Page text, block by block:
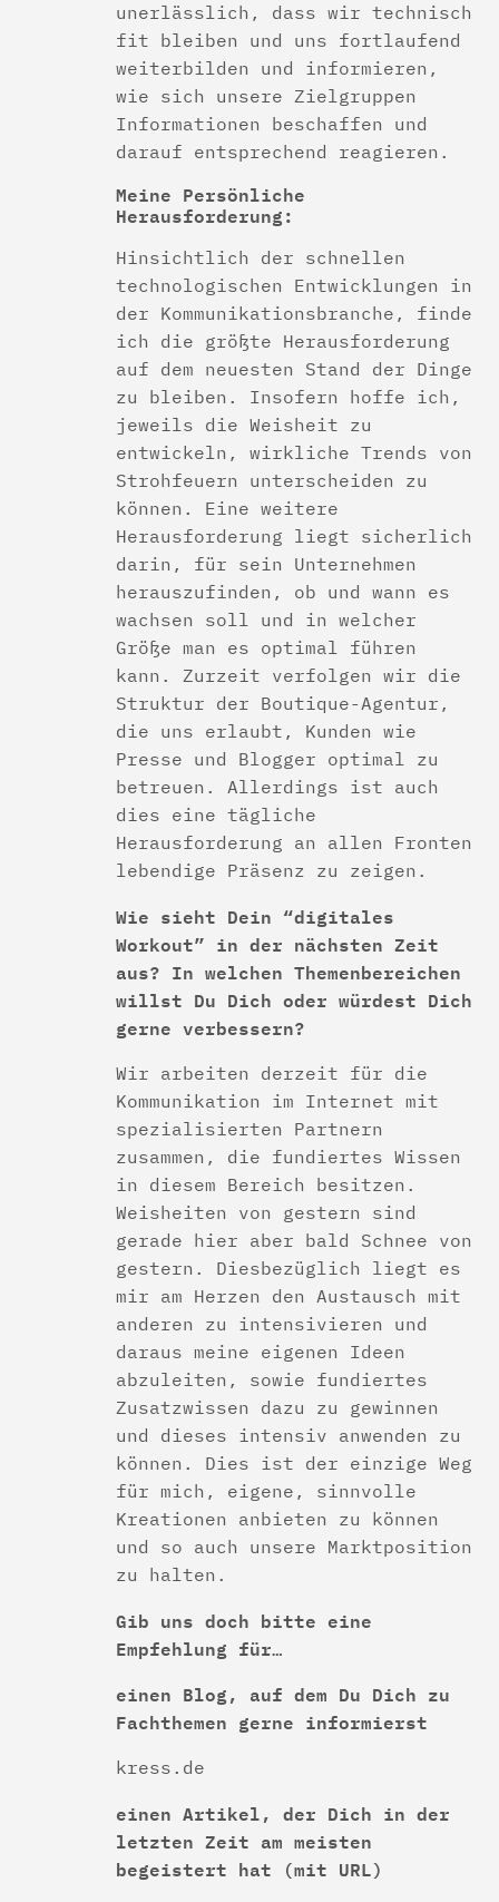
unerlässlich, dass wir technisch
fit bleiben und uns fortlaufend
weiterbilden und informieren,
wie sich unsere Zielgruppen
Informationen beschaffen und
darauf entsprechend reagieren.
Meine Persönliche
Herausforderung:
Hinsichtlich der schnellen
technologischen Entwicklungen in
der Kommunikationsbranche, finde
ich die größte Herausforderung
auf dem neuesten Stand der Dinge
zu bleiben. Insofern hoffe ich,
jeweils die Weisheit zu
entwickeln, wirkliche Trends von
Strohfeuern unterscheiden zu
können. Eine weitere
Herausforderung liegt sicherlich
darin, für sein Unternehmen
herauszufinden, ob und wann es
wachsen soll und in welcher
Größe man es optimal führen
kann. Zurzeit verfolgen wir die
Struktur der Boutique-Agentur,
die uns erlaubt, Kunden wie
Presse und Blogger optimal zu
betreuen. Allerdings ist auch
dies eine tägliche
Herausforderung an allen Fronten
lebendige Präsenz zu zeigen.
Wie sieht Dein “digitales
Workout” in der nächsten Zeit
aus? In welchen Themenbereichen
willst Du Dich oder würdest Dich
gerne verbessern?
Wir arbeiten derzeit für die
Kommunikation im Internet mit
spezialisierten Partnern
zusammen, die fundiertes Wissen
in diesem Bereich besitzen.
Weisheiten von gestern sind
gerade hier aber bald Schnee von
gestern. Diesbezüglich liegt es
mir am Herzen den Austausch mit
anderen zu intensivieren und
daraus meine eigenen Ideen
abzuleiten, sowie fundiertes
Zusatzwissen dazu zu gewinnen
und dieses intensiv anwenden zu
können. Dies ist der einzige Weg
für mich, eigene, sinnvolle
Kreationen anbieten zu können
und so auch unsere Marktposition
zu halten.
Gib uns doch bitte eine
Empfehlung für…
einen Blog, auf dem Du Dich zu
Fachthemen gerne informierst
kress.de
einen Artikel, der Dich in der
letzten Zeit am meisten
begeistert hat (mit URL)